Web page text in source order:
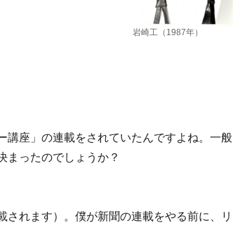
岩崎工（1987年）
講座」の連載をされていたんですよね。一般
まったのでしょうか？
れます）。僕が新聞の連載をやる前に、リ